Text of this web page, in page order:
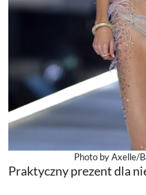
Photo by Axelle/
Praktyczny prezent dla